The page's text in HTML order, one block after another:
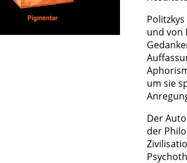
und von
um sie
Der
der